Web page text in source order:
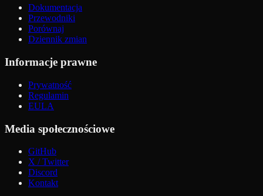
Dokumentacja
Przewodniki
Porównaj
Dziennik zmian
Informacje prawne
Prywatność
Regulamin
EULA
Media społecznościowe
GitHub
X / Twitter
Discord
Kontakt